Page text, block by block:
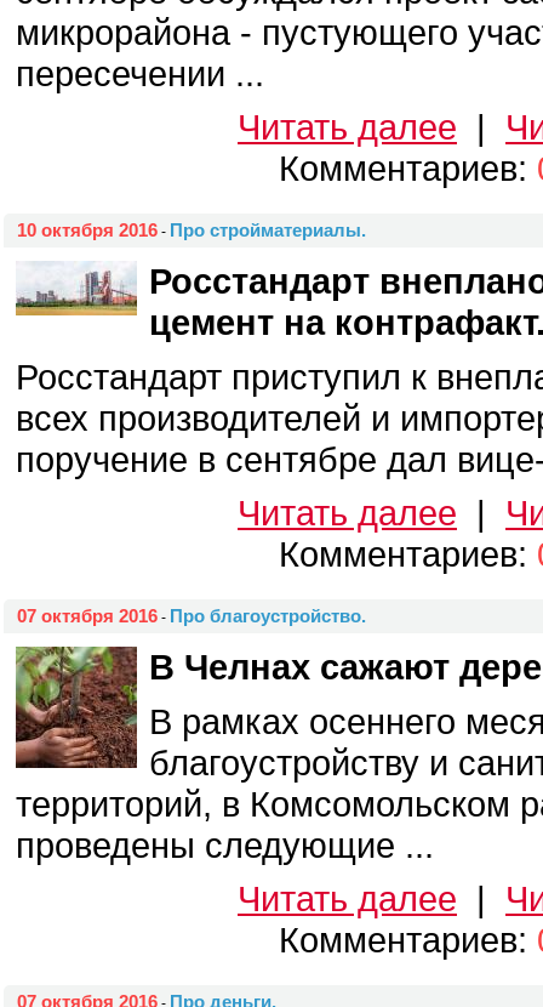
микрорайона - пустующего
пересечении ...
Читать далее |
Комментариев:
10 октября 2016 - Про стройматериалы.
Росстандарт
цемент на
Росстандарт приступил к
всех производителей и
поручение в сентябре дал
Читать далее |
Комментариев:
07 октября 2016 - Про благоустройство.
В Челнах сажают
В рамках осеннего
благоустройству и
территорий, в Комсомольском
проведены следующие ...
Читать далее |
Комментариев:
07 октября 2016 Про деньги.